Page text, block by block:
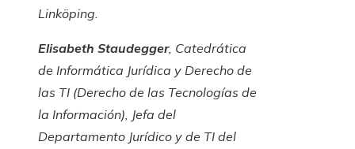
Linköping.
Elisabeth Staudegger, Catedrática
de Informática Jurídica y Derecho de
las TI (Derecho de las Tecnologías de
la Información), Jefa del
Departamento Jurídico y de TI del